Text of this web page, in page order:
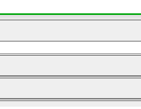
Bereken maandbedrag
Offerte aanvragen
Bereken maandbedrag